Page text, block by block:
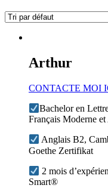
Arthur
CONTACTE MOI
Bachelor en
Français Moderne
Anglais B2,
Goethe Zertifikat
2 mois
Smart®